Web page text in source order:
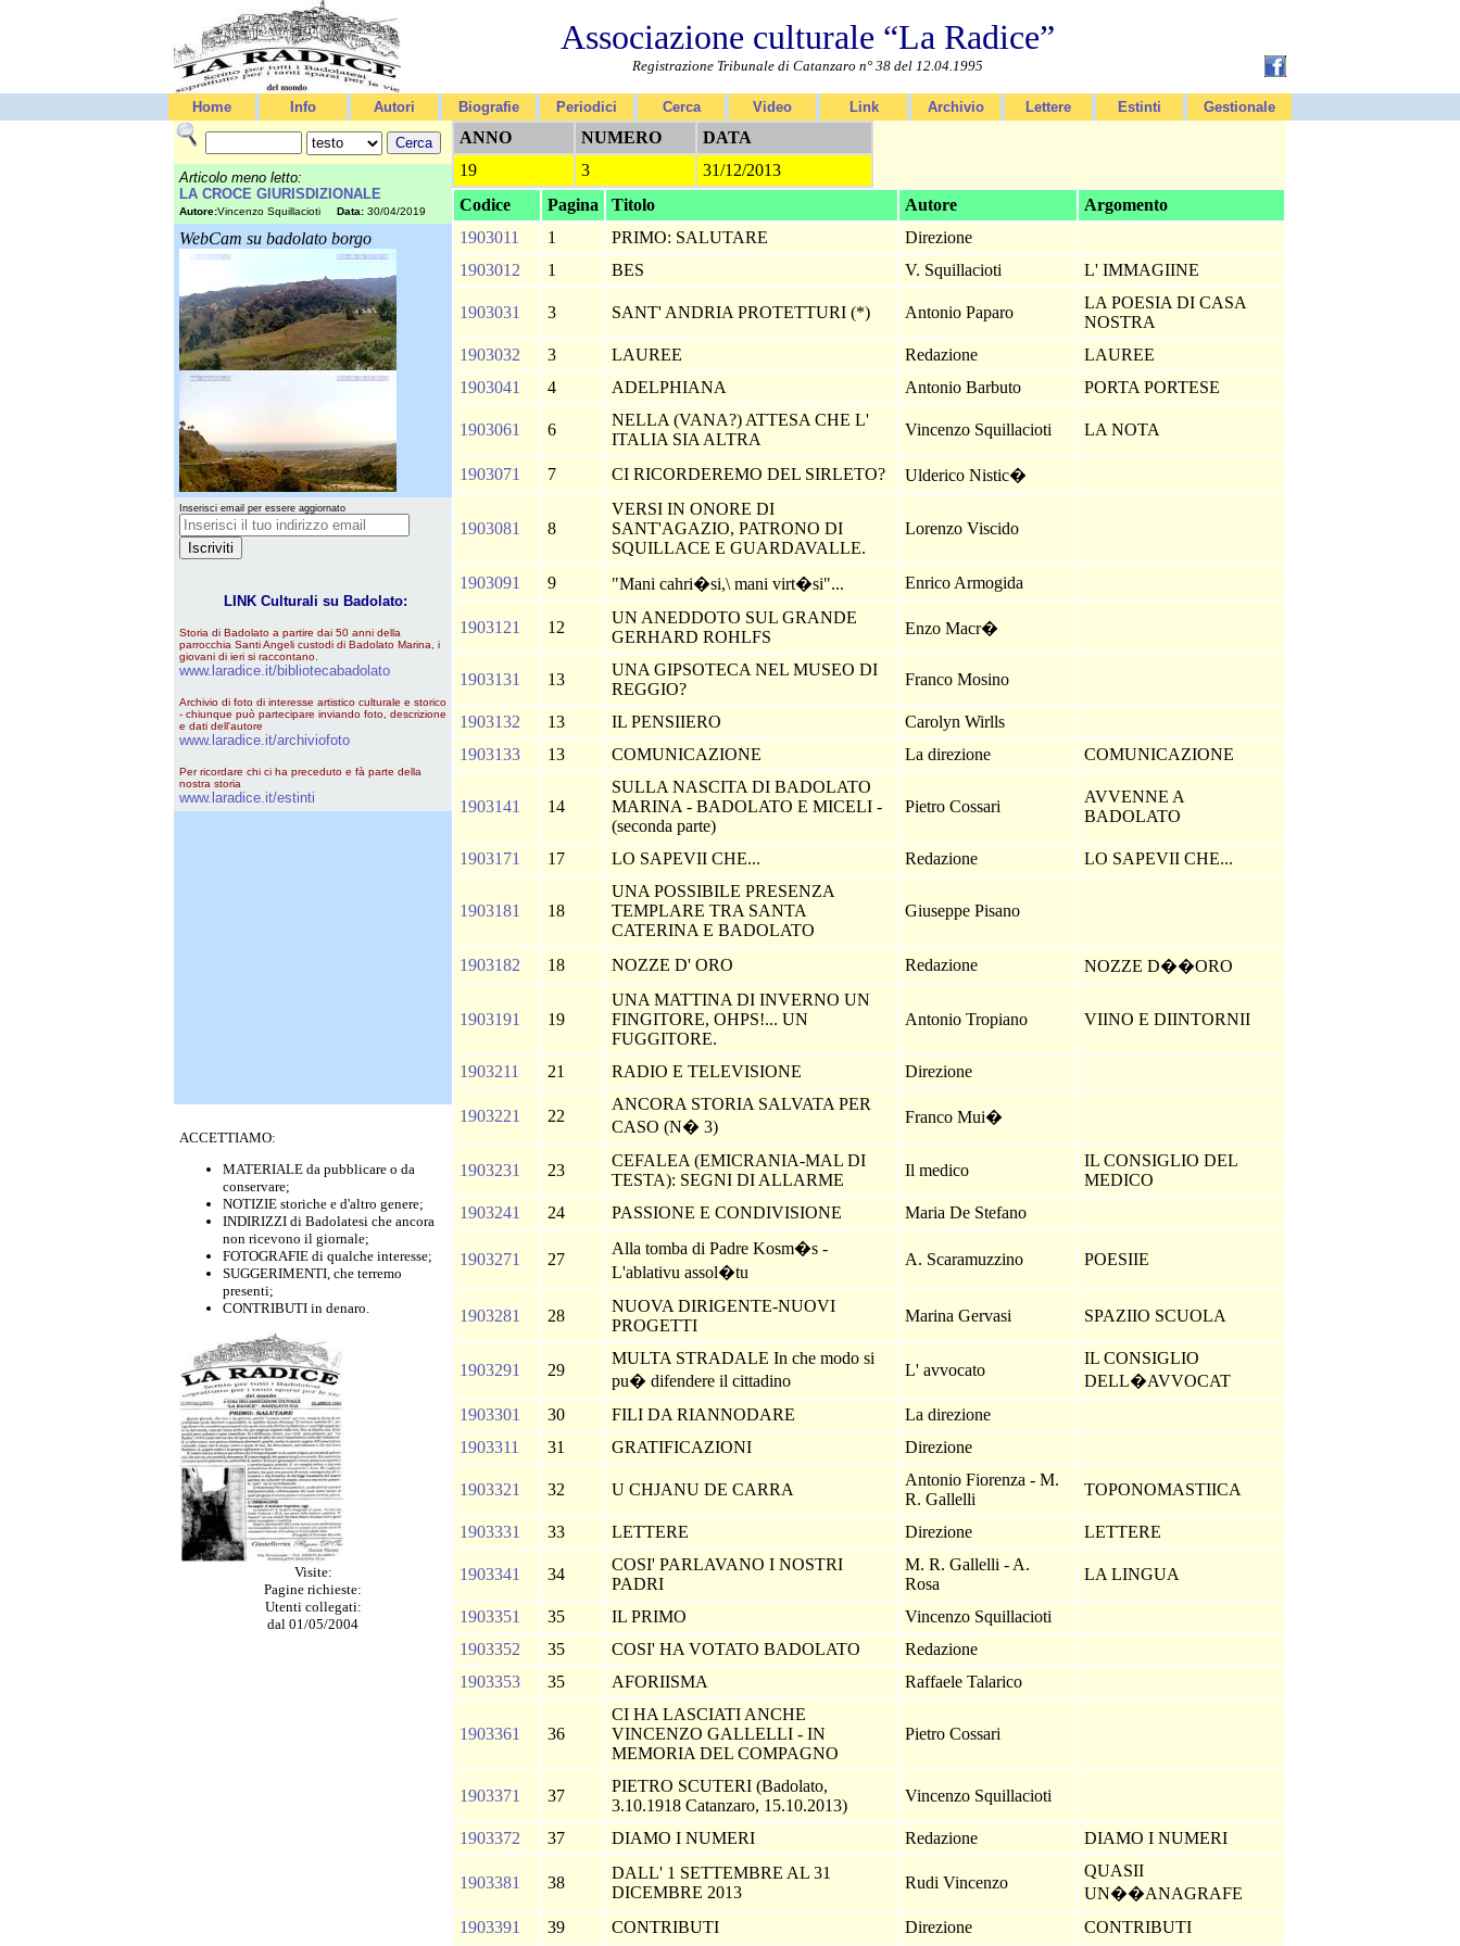
Associazione culturale “La Radice”
Registrazione Tribunale di Catanzaro n° 38 del 12.04.1995
Home Info Autori Biografie Periodici Cerca Video Link Archivio Lettere Estinti Gestionale
Articolo meno letto:
LA CROCE GIURISDIZIONALE
Autore:Vincenzo Squillacioti Data: 30/04/2019
WebCam su badolato borgo
Inserisci email per essere aggiornato
LINK Culturali su Badolato:
Storia di Badolato a partire dai 50 anni della
parrocchia Santi Angeli custodi di Badolato Marina, i
giovani di ieri si raccontano.
www.laradice.it/bibliotecabadolato
Archivio di foto di interesse artistico culturale e storico
- chiunque può partecipare inviando foto, descrizione
e dati dell'autore
www.laradice.it/archiviofoto
Per ricordare chi ci ha preceduto e fà parte della
nostra storia
www.laradice.it/estinti
ACCETTIAMO:
MATERIALE da pubblicare o da
conservare;
NOTIZIE storiche e d'altro genere;
INDIRIZZI di Badolatesi che ancora
non ricevono il giornale;
FOTOGRAFIE di qualche interesse;
SUGGERIMENTI, che terremo
presenti;
CONTRIBUTI in denaro.
Visite:
Pagine richieste:
Utenti collegati:
dal 01/05/2004
ANNO NUMERO
DATA
19
3
31/12/2013
Codice
Pagina Titolo Autore
Argomento
1903011
1 PRIMO: SALUTARE
Direzione
1903012
1 BES V. Squillacioti L' IMMAGIINE
1903031 3 SANT' ANDRIA PROTETTURI (*) Antonio Paparo
LA POESIA DI CASA
NOSTRA
1903032
3 LAUREE Redazione
LAUREE
1903041
4 ADELPHIANA Antonio Barbuto PORTA PORTESE
1903061 6
NELLA (VANA?) ATTESA CHE L'
ITALIA SIA ALTRA
Vincenzo Squillacioti LA NOTA
1903071 7 CI RICORDEREMO DEL SIRLETO? Ulderico Nistic�
1903081 8
VERSI IN ONORE DI
SANT'AGAZIO, PATRONO DI
SQUILLACE E GUARDAVALLE.
Lorenzo Viscido
1903091 9 "Mani cahri�si,\ mani virt�si"... Enrico Armogida
1903121 12
UN ANEDDOTO SUL GRANDE
GERHARD ROHLFS
Enzo Macr�
1903131 13
UNA GIPSOTECA NEL MUSEO DI
REGGIO?
Franco Mosino
1903132 13 IL PENSIIERO
Carolyn Wirlls
1903133
13 COMUNICAZIONE La direzione COMUNICAZIONE
1903141 14
SULLA NASCITA DI BADOLATO
MARINA - BADOLATO E MICELI -
(seconda parte)
Pietro Cossari
AVVENNE A
BADOLATO
1903171 17 LO SAPEVII CHE... Redazione LO SAPEVII CHE...
1903181 18
UNA POSSIBILE PRESENZA
TEMPLARE TRA SANTA
CATERINA E BADOLATO
Giuseppe Pisano
1903182 18 NOZZE D' ORO Redazione NOZZE D��ORO
1903191 19
UNA MATTINA DI INVERNO UN
FINGITORE, OHPS!... UN
FUGGITORE.
Antonio Tropiano VIINO E DIINTORNII
1903211 21 RADIO E TELEVISIONE Direzione
1903221 22
ANCORA STORIA SALVATA PER
CASO (N� 3)
Franco Mui�
1903231 23
CEFALEA (EMICRANIA-MAL DI
TESTA): SEGNI DI ALLARME
Il medico
IL CONSIGLIO DEL
MEDICO
1903241
24 PASSIONE E CONDIVISIONE Maria De Stefano
1903271 27
Alla tomba di Padre Kosm�s -
L'ablativu assol�tu
A. Scaramuzzino POESIIE
1903281 28
NUOVA DIRIGENTE-NUOVI
PROGETTI
Marina Gervasi SPAZIIO SCUOLA
1903291 29
MULTA STRADALE In che modo si
pu� difendere il cittadino
L' avvocato
IL CONSIGLIO
DELL�AVVOCAT
1903301
30 FILI DA RIANNODARE
La direzione
1903311
31 GRATIFICAZIONI Direzione
1903321 32 U CHJANU DE CARRA
Antonio Fiorenza - M.
R. Gallelli
TOPONOMASTIICA
1903331 33 LETTERE Direzione LETTERE
1903341 34
COSI' PARLAVANO I NOSTRI
PADRI
M. R. Gallelli - A.
Rosa
LA LINGUA
1903351 35 IL PRIMO
Vincenzo Squillacioti
1903352
35 COSI' HA VOTATO BADOLATO
Redazione
1903353
35 AFORIISMA Raffaele Talarico
1903361 36
CI HA LASCIATI ANCHE
VINCENZO GALLELLI - IN
MEMORIA DEL COMPAGNO
Pietro Cossari
1903371 37
PIETRO SCUTERI (Badolato,
3.10.1918 Catanzaro, 15.10.2013)
Vincenzo Squillacioti
1903372 37 DIAMO I NUMERI Redazione DIAMO I NUMERI
1903381 38
DALL' 1 SETTEMBRE AL 31
DICEMBRE 2013
Rudi Vincenzo
QUASII
UN��ANAGRAFE
1903391
39 CONTRIBUTI Direzione CONTRIBUTI